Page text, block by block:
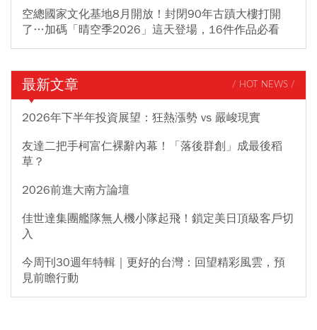
空總國家文化基地8月開放！封閉90年古蹟大樓打開
了…加碼「晴空季2026」這天登場，16件作品必看
最新文章 / HOT NEWS /
2026年下半年投資展望：狂熱漲勢 vs 嚴峻現實
友達二把手柯富仁裸辭內幕！「落後群創」成最後稻
草？
2026前進大南方論壇
佳世達集團艦隊無人機小隊起飛！鎖定美日頂級客戶切
入
今周刊30週年特輯｜更好的台灣：回望精彩風雲，預
見前瞻行動